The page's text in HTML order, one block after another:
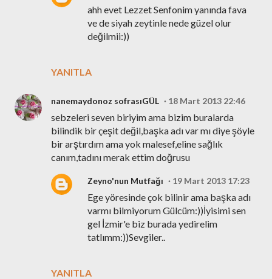
YANITLA
ahh evet Lezzet Senfonim yanında fava
ve de siyah zeytinle nede güzel olur
değilmii:))
nanemaydonoz sofrasıGÜL 18 Mart 2013 22:46
sebzeleri seven biriyim ama bizim buralarda
bilindik bir çeşit değil,başka adı var mı diye şöyle
bir arştırdım ama yok malesef,eline sağlık
canım,tadını merak ettim doğrusu
YANITLA
Zeyno'nun Mutfağı 19 Mart 2013 17:23
Ege yöresinde çok bilinir ama başka adı
varmı bilmiyorum Gülcüm:))İyisimi sen
gel İzmir'e biz burada yedirelim
tatlımm:))Sevgiler..